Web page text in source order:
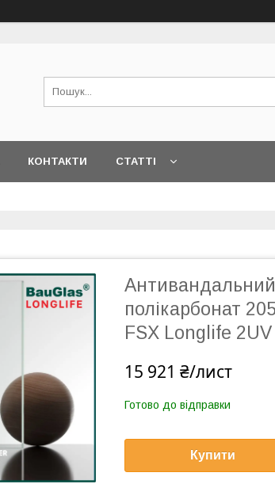
КОНТАКТИ СТАТТІ
полікарбонат
FSX Longlife
15 921 ₴/лист
Готово до відправки
Купити